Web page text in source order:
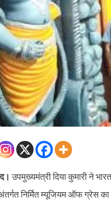
उपमुख्यमंत्री दिया कुमारी ने
निर्मित म्यूजियम ऑफ ग्रेस